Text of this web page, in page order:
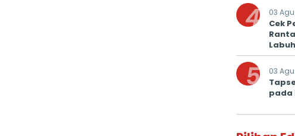
4 03
Cek
5 03
pada